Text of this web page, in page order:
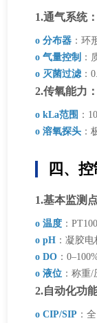
1.通气系统：
o 分布器 ：环
o 气量控制 ：
o 灭菌过滤：
2.传氧能力：
o kLa范围 ：
o 溶氧探头 ：
四、
1.基本监测点
o 温度 ：
o pH ：凝胶
o DO ：
o 液位 ：称重
2.自动化功能
o CIP/SIP ：